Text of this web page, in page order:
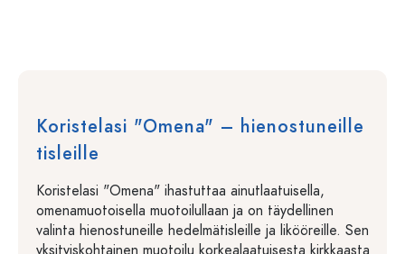
Koristelasi "Omena" – hienostuneille
tisleille
Koristelasi "Omena" ihastuttaa ainutlaatuisella,
omenamuotoisella muotoilullaan ja on täydellinen
valinta hienostuneille hedelmätisleille ja likööreille. Sen